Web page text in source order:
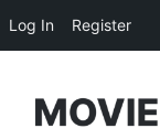
Log In Register